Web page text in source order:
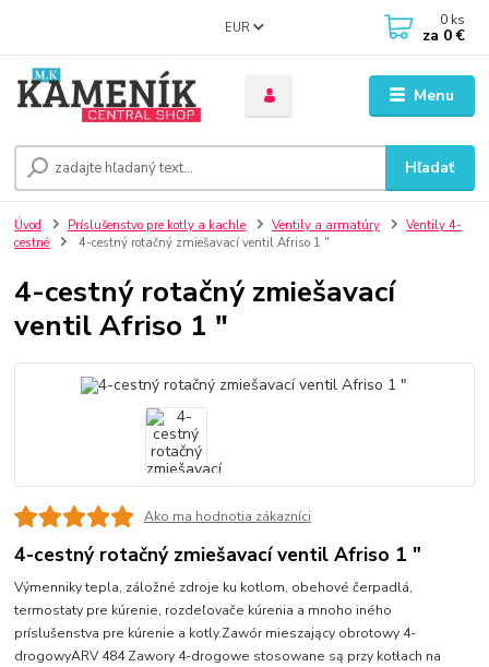
Menu
EUR
Hľadať
0 ks
za 0 €
Úvod Príslušenstvo pre kotly a kachle Ventily a armatúry
Ventily 4-
cestné
4-cestný rotačný zmiešavací ventil Afriso 1 "
4-cestný rotačný zmiešavací
ventil Afriso 1 "
Ako ma hodnotia zákazníci
4-cestný rotačný zmiešavací ventil Afriso 1 "
Výmenniky tepla, záložné zdroje ku kotlom, obehové čerpadlá,
termostaty pre kúrenie, rozdeľovače kúrenia a mnoho iného
príslušenstva pre kúrenie a kotly.Zawór mieszający obrotowy 4-
drogowyARV 484 Zawory 4-drogowe stosowane są przy kotłach na